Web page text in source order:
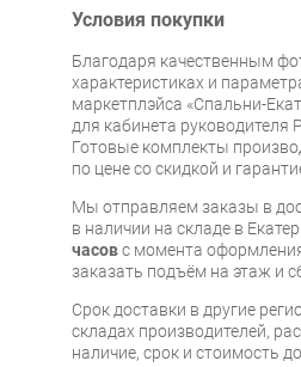
Условия покупки
Благодаря качественным
характеристиках и
маркетплэйса «Спальни-
для кабинета руководителя
Готовые комплекты
по цене со скидкой и
Мы отправляем заказы в
в наличии на складе в
часовс момента
заказать подъём на этаж и
Срок доставки в другие
складах производителей,
наличие, срок и стоимость